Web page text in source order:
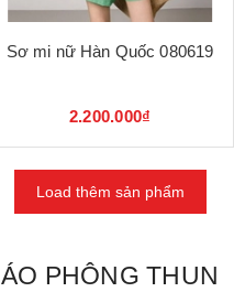
Sơ mi nữ Hàn Quốc 080619
2.200.000₫
Load thêm sản phẩm
ÁO PHÔNG THUN